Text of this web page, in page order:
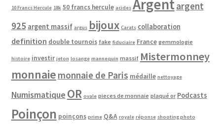
10 Francs Hercule 18k 50 francs hercule acides Argentargent
925 argent massif argus bijoux Carats collaboration
definition double tournois fake fiduciaire France gemmologie
histoire investir jeton losange mannequin massif Mistermonney
monnaie monnaie de Paris médaille nettoyage
Numismatique OR ovale pieces de monnaie plaqué or Podcasts
Poinçon poinçons prime Q&A royale réponse shooting photo